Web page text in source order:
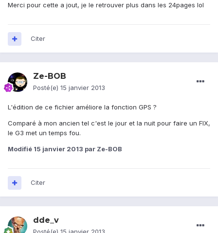
Merci pour cette a jout, je le retrouver plus dans les 24pages lol
Citer
Ze-BOB
Posté(e) 15 janvier 2013
L'édition de ce fichier améliore la fonction GPS ?
Comparé à mon ancien tel c'est le jour et la nuit pour faire un FIX,
le G3 met un temps fou.
Modifié 15 janvier 2013 par Ze-BOB
Citer
dde_v